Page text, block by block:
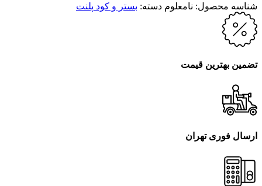
شناسه محصول: نامعلوم دسته: بستر و کود پلنت
تضمین بهترین قیمت
ارسال فوری تهران